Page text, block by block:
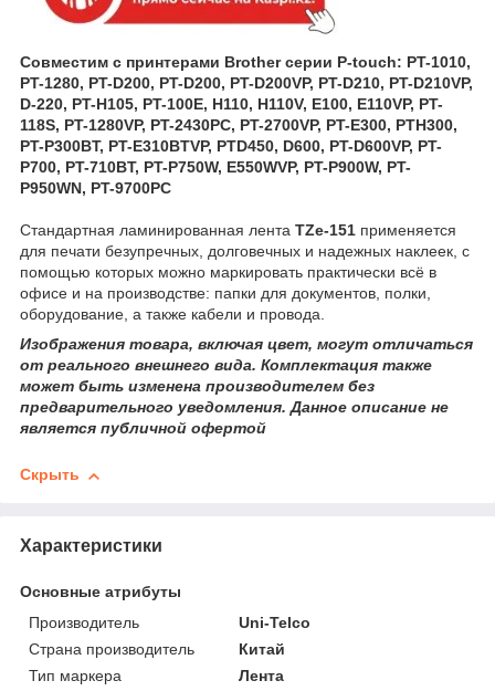
Совместим с принтерами Brother серии P-touch: PT-1010,
PT-1280, PT-D200, PT-D200, PT-D200VP, PT-D210, PT-D210VP,
D-220, PT-H105, PT-100E, H110, H110V, E100, E110VP, PT-
118S, PT-1280VP, PT-2430PC, PT-2700VP, PT-E300, PTH300,
PT-P300BT, PT-E310BTVP, PTD450, D600, PT-D600VP, PT-
P700, PT-710BT, PT-P750W, E550WVP, PT-P900W, PT-
P950WN, PT-9700PC
Стандартная ламинированная лента TZe-151 применяется
для печати безупречных, долговечных и надежных наклеек, с
помощью которых можно маркировать практически всё в
офисе и на производстве: папки для документов, полки,
оборудование, а также кабели и провода.
Изображения товара, включая цвет, могут отличаться
от реального внешнего вида. Комплектация также
может быть изменена производителем без
предварительного уведомления. Данное описание не
является публичной офертой
Скрыть
Характеристики
Основные атрибуты
Производитель
Uni-Telco
Страна производитель
Китай
Тип маркера
Лента